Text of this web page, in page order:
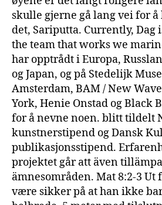
skulle gjerne gå lang vei for
det, Sariputta. Currently, Dag
the team that works we
har opptrådt i Europa,
og Japan, og på Stedelijk
Amsterdam, BAM / New
York, Henie Onstad og Black
for å nevne noen. blitt tildelt
kunstnerstipend og Dansk
publikasjonsstipend.
projektet går att även
ämnesområden. Mat 8:2-3 Ut
være sikker på at han ikke